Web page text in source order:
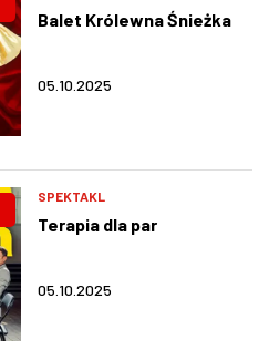
Balet Królewna Śnieżka
05.10.2025
SPEKTAKL
Terapia dla par
05.10.2025